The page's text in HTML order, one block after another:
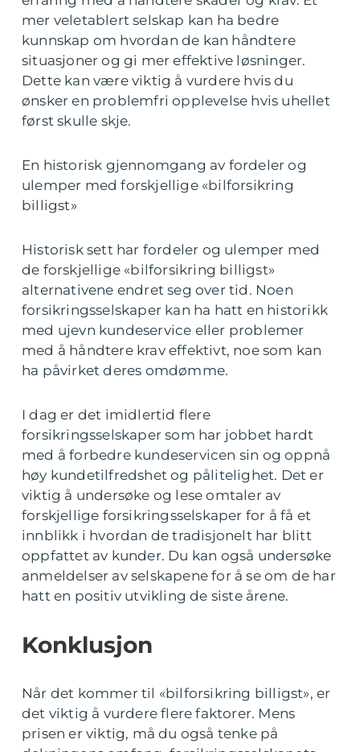
mer veletablert selskap kan ha bedre
kunnskap om hvordan de kan håndtere
situasjoner og gi mer effektive løsninger.
Dette kan være viktig å vurdere hvis du
ønsker en problemfri opplevelse hvis uhellet
først skulle skje.
En historisk gjennomgang av fordeler og
ulemper med forskjellige «bilforsikring
billigst»
Historisk sett har fordeler og ulemper med
de forskjellige «bilforsikring billigst»
alternativene endret seg over tid. Noen
forsikringsselskaper kan ha hatt en historikk
med ujevn kundeservice eller problemer
med å håndtere krav effektivt, noe som kan
ha påvirket deres omdømme.
I dag er det imidlertid flere
forsikringsselskaper som har jobbet hardt
med å forbedre kundeservicen sin og oppnå
høy kundetilfredshet og pålitelighet. Det er
viktig å undersøke og lese omtaler av
forskjellige forsikringsselskaper for å få et
innblikk i hvordan de tradisjonelt har blitt
oppfattet av kunder. Du kan også undersøke
anmeldelser av selskapene for å se om de har
hatt en positiv utvikling de siste årene.
Konklusjon
Når det kommer til «bilforsikring billigst», er
det viktig å vurdere flere faktorer. Mens
prisen er viktig, må du også tenke på